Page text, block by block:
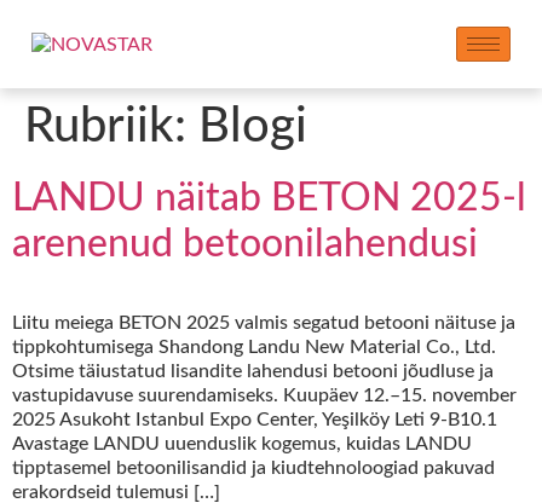
Rubriik: Blogi
LANDU näitab BETON 2025-l
arenenud betoonilahendusi
Liitu meiega BETON 2025 valmis segatud betooni näituse ja
tippkohtumisega Shandong Landu New Material Co., Ltd.
Otsime täiustatud lisandite lahendusi betooni jõudluse ja
vastupidavuse suurendamiseks. Kuupäev 12.–15. november
2025 Asukoht Istanbul Expo Center, Yeşilköy Leti 9-B10.1
Avastage LANDU uuenduslik kogemus, kuidas LANDU
tipptasemel betoonilisandid ja kiudtehnoloogiad pakuvad
erakordseid tulemusi […]